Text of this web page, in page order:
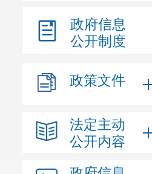
政府信息
公开制度
政策文件
法定主动
公开内容